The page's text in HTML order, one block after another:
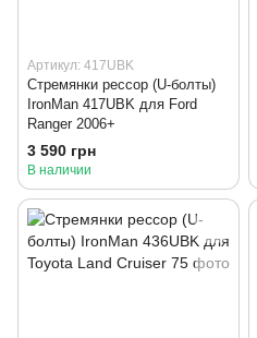
Артикул: 417UBK
Стремянки рессор (U-болты)
IronMan 417UBK для Ford
Ranger 2006+
3 590 грн
В наличии